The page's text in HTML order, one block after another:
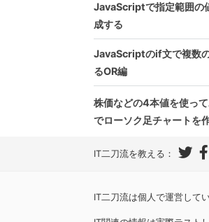
JavaScriptで指定範囲の
成する
JavaScriptのif文で複数
るOR編
株価などの4本値を使っ
でローソク足チャートを
IT二刀流を教える：
IT二刀流は個人で運営して